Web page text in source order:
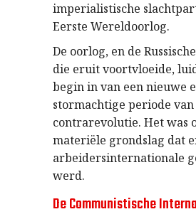
imperialistische
Eerste Wereldoorlog.
De oorlog, en de
die eruit voortvloeide,
begin in van een nieuwe
stormachtige periode
contrarevolutie. Het was
materiële grondslag dat
arbeidersinternationale
werd.
De Communistische